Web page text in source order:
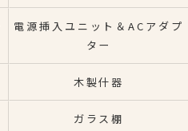
電源挿入ユニット＆ACアダプ
ター
木製什器
ガラス棚